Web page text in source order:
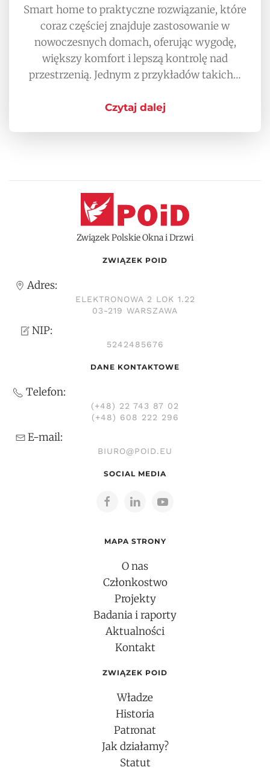
Smart home to praktyczne rozwiązanie, które
coraz częściej znajduje zastosowanie w
nowoczesnych domach, oferując wygodę,
większy komfort i lepszą kontrolę nad
przestrzenią. Jednym z przykładów takich…
Czytaj dalej
Związek Polskie Okna i Drzwi
ZWIĄZEK POID
Adres:
ELEKTRONOWA 2 LOK 1.22
03-219 WARSZAWA
NIP:
5242485676
DANE KONTAKTOWE
Telefon:
(+48) 22 743 87 02
(+48) 608 222 296
E-mail:
BIURO@POID.EU
SOCIAL MEDIA
MAPA STRONY
O nas
Członkostwo
Projekty
Badania i raporty
Aktualności
Kontakt
ZWIĄZEK POID
Władze
Historia
Patronat
Jak działamy?
Statut